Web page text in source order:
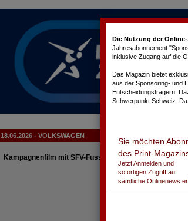
Die Nutzung der
Jahresabonnement
inklusive Zugang auf die
Das Magazin bietet
aus der Sponsoring- und
Entscheidungsträgern.
Schwerpunkt Schweiz.
Sie möchten
des Print-
Jetzt Anmelden und
sofortigen Zugriff auf
sämtliche Onlinenews
18.06.2026 - VOLKSWAGEN
Kampagnenfilm mit SFV-Fussball-Nati-Spielern